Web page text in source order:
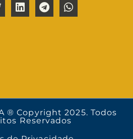
® Copyright 2025. Todos
Reservados